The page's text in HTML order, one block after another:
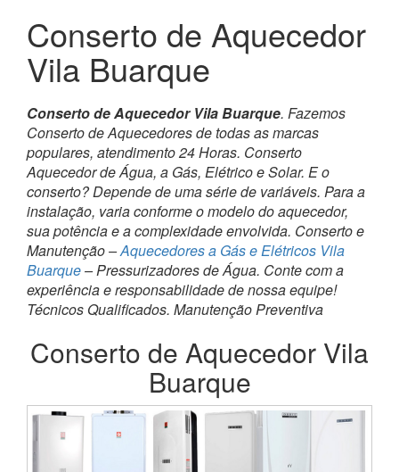
Conserto de Aquecedor
Vila Buarque
Conserto de Aquecedor Vila Buarque. Fazemos
Conserto de Aquecedores de todas as marcas
populares, atendimento 24 Horas. Conserto
Aquecedor de Água, a Gás, Elétrico e Solar. E o
conserto? Depende de uma série de variáveis. Para a
instalação, varia conforme o modelo do aquecedor,
sua potência e a complexidade envolvida. Conserto e
Manutenção –Aquecedores a Gás e Elétricos Vila
Buarque– Pressurizadores de Água. Conte com a
experiência e responsabilidade de nossa equipe!
Técnicos Qualificados. Manutenção Preventiva
Conserto de Aquecedor Vila
Buarque